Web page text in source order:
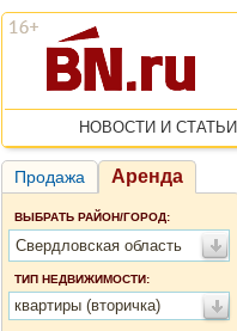
НОВОСТИ И СТАТЬИ
Продажа Аренда
ВЫБРАТЬ РАЙОН/ГОРОД:
Свердловская область
ТИП НЕДВИЖИМОСТИ:
квартиры (вторичка)